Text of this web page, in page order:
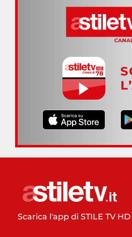
Scarica l'app di STILE TV HD